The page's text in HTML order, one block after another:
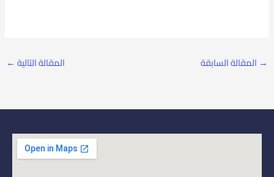
→ المقالة السابقة المقالة التالية ←